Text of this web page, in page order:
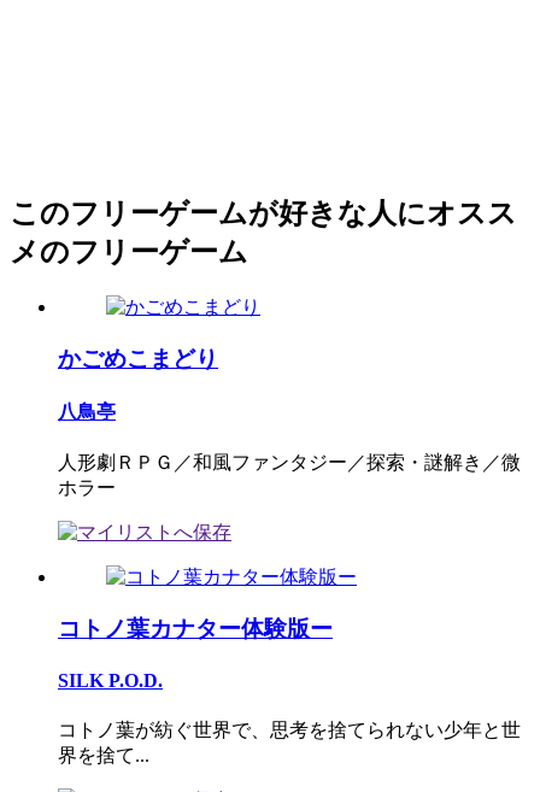
このフリーゲームが好きな人にオスス
メのフリーゲーム
かごめこまどり
八鳥亭
人形劇ＲＰＧ／和風ファンタジー／探索・謎解き／微
ホラー
コトノ葉カナター体験版ー
SILK P.O.D.
コトノ葉が紡ぐ世界で、思考を捨てられない少年と世
界を捨て...